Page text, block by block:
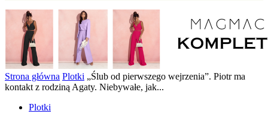
Strona główna Plotki „Ślub od pierwszego wejrzenia”. Piotr ma
kontakt z rodziną Agaty. Niebywałe, jak...
Plotki